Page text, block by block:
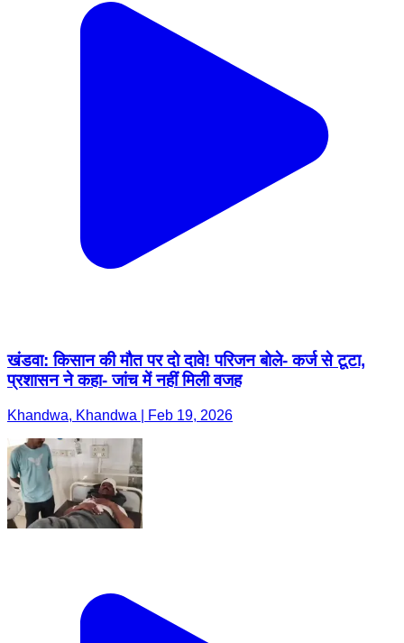
खंडवा: किसान की मौत पर दो दावे! परिजन बोले- कर्ज से टूटा,
प्रशासन ने कहा- जांच में नहीं मिली वजह
Khandwa, Khandwa | Feb 19, 2026